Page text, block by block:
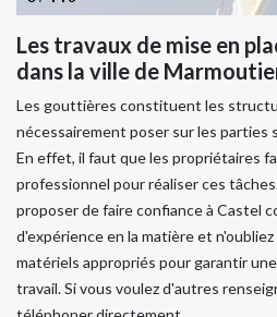
Les travaux de mise en
dans la ville de
Les gouttières constituent les
nécessairement poser sur les parties
En effet, il faut que les propriétaires
professionnel pour réaliser ces
proposer de faire confiance à Castel
d'expérience en la matière et
matériels appropriés pour garantir
travail. Si vous voulez d'autres